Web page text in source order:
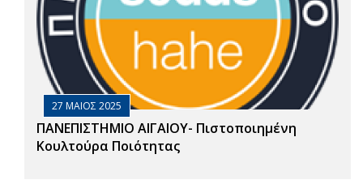
27 ΜΑΙΟΣ 2025
ΠΑΝΕΠΙΣΤΗΜΙΟ ΑΙΓΑΙΟΥ- Πιστοποιημένη
Κουλτούρα Ποιότητας